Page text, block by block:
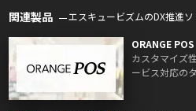
関連製品 エスキュービズムのDX推進
ORANGE POS
カスタマイズ
ービス対応の